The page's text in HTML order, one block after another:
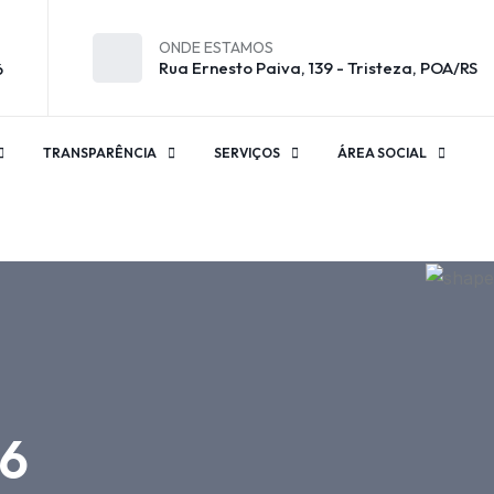
ONDE ESTAMOS
Rua Ernesto Paiva, 139 - Tristeza, POA/RS
TRANSPARÊNCIA SERVIÇOS ÁREA SOCIAL